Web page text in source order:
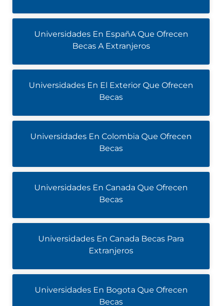
Universidades En EspañA Que Ofrecen
Becas A Extranjeros
Universidades En El Exterior Que Ofrecen
Becas
Universidades En Colombia Que Ofrecen
Becas
Universidades En Canada Que Ofrecen
Becas
Universidades En Canada Becas Para
Extranjeros
Universidades En Bogota Que Ofrecen
Becas